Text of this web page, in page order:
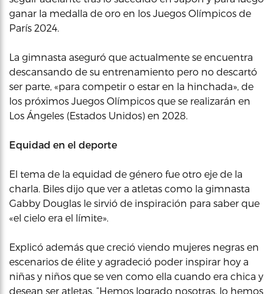
ganar la medalla de oro en los Juegos Olímpicos de
París 2024.
La gimnasta aseguró que actualmente se encuentra
descansando de su entrenamiento pero no descartó
ser parte, «para competir o estar en la hinchada», de
los próximos Juegos Olímpicos que se realizarán en
Los Ángeles (Estados Unidos) en 2028.
Equidad en el deporte
El tema de la equidad de género fue otro eje de la
charla. Biles dijo que ver a atletas como la gimnasta
Gabby Douglas le sirvió de inspiración para saber que
«el cielo era el límite».
Explicó además que creció viendo mujeres negras en
escenarios de élite y agradeció poder inspirar hoy a
niñas y niños que se ven como ella cuando era chica y
desean ser atletas. “Hemos logrado nosotras, lo hemos